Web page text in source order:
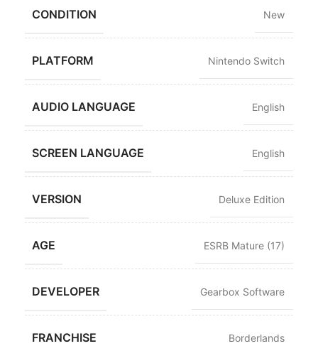
CONDITION New
PLATFORM Nintendo Switch
AUDIO LANGUAGE English
SCREEN LANGUAGE English
VERSION Deluxe Edition
AGE ESRB Mature (17)
DEVELOPER Gearbox Software
FRANCHISE Borderlands